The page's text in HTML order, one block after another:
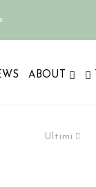
ABOUT
Ultimi